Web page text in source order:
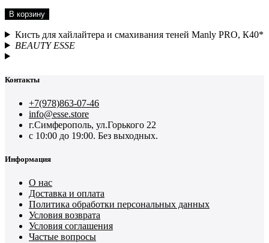
В корзину
Кисть для хайлайтера и смахивания теней Manly PRO, К40*
BEAUTY ESSE
Контакты
+7(978)863-07-46
info@esse.store
г.Симферополь, ул.Горького 22
с 10:00 до 19:00. Без выходных.
Информация
О нас
Доставка и оплата
Политика обработки персональных данных
Условия возврата
Условия соглашения
Частые вопросы